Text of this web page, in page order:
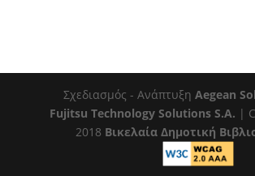
Σχεδιασμός - ΑνάπτυξηAegean
Fujitsu Technology Solutions S.A. |
2018 Βικελαία Δημοτική